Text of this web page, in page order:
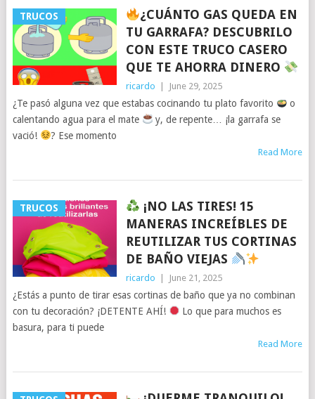
TRUCOS
¿CUÁNTO GAS QUEDA EN
TU GARRAFA? DESCUBRILO
CON ESTE TRUCO CASERO
QUE TE AHORRA DINERO
ricardo June 29, 2025
¿Te pasó alguna vez que estabas cocinando tu plato favorito
o
calentando agua para el mate
y, de repente… ¡la garrafa se
vació!
? Ese momento
Read More
TRUCOS
¡NO LAS TIRES! 15
MANERAS INCREÍBLES DE
REUTILIZAR TUS CORTINAS
DE BAÑO VIEJAS
ricardo June 21, 2025
¿Estás a punto de tirar esas cortinas de baño que ya no combinan
con tu decoración? ¡DETENTE AHÍ!
Lo que para muchos es
basura, para ti puede
Read More